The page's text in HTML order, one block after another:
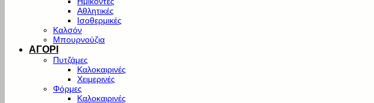
Αθλητικές
Ισοθερμικές
Καλσόν
Μπουρνούζια
ΑΓΟΡΙ
Πυτζάμες
Καλοκαιρινές
Χειμερινές
Φόρμες
Καλοκαιρινές